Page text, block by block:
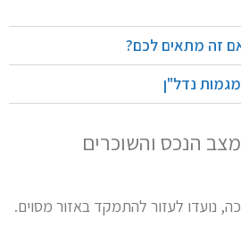
זה מתאים לכם?
נדל"ן
הנכס והשוכרים
נועדו לעזור להתמקד באזור מסוים.